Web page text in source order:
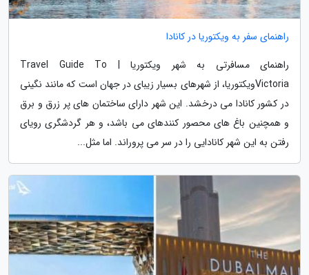
راهنمای سفر به ویکتوریا در کانادا
راهنمای مسافرتی به شهر ویکتوریا | Travel Guide To
Victoriaویکتوریا، از شهرهای بسیار زیبای در جهان است که مانند نگینی
در کشور کانادا می درخشد. این شهر دارای ساختمان های پر زرق و برق
و همچنین باغ های محصور کنندهای می باشد، و هر گردشگری رویای
رفتن به این شهر کانادایی را در سر می پروراند. اما مثل...